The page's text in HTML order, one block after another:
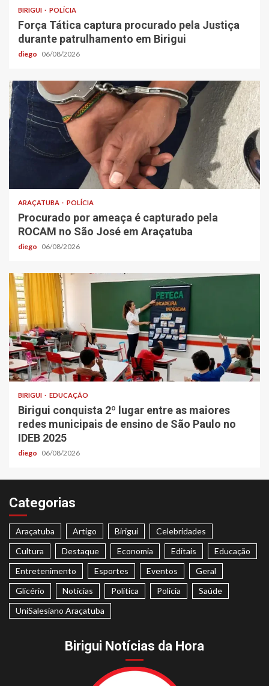
BIRIGUI POLÍCIA
Força Tática captura procurado pela Justiça
durante patrulhamento em Birigui
diego 06/08/2026
ARAÇATUBA POLÍCIA
Procurado por ameaça é capturado pela
ROCAM no São José em Araçatuba
diego 06/08/2026
BIRIGUI EDUCAÇÃO
Birigui conquista 2º lugar entre as maiores
redes municipais de ensino de São Paulo no
IDEB 2025
diego 06/08/2026
Categorias
Araçatuba Artigo Birigui
Celebridades
Cultura
Destaque Economia Editais
Educação
Entretenimento
Esportes Eventos
Geral
Glicério
Notícias Politica Polícia
Saúde
UniSalesiano Araçatuba
Birigui Notícias da Hora